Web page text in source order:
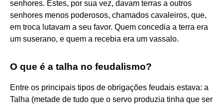
senhores. Estes, por sua vez, davam terras a outros
senhores menos poderosos, chamados cavaleiros, que,
em troca lutavam a seu favor. Quem concedia a terra era
um suserano, e quem a recebia era um vassalo.
O que é a talha no feudalismo?
Entre os principais tipos de obrigações feudais estava: a
Talha (metade de tudo que o servo produzia tinha que ser